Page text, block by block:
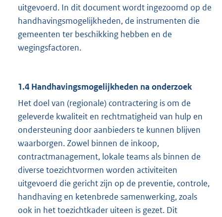
uitgevoerd. In dit document wordt ingezoomd op de
handhavingsmogelijkheden, de instrumenten die
gemeenten ter beschikking hebben en de
wegingsfactoren.
1.4 Handhavingsmogelijkheden na onderzoek
Het doel van (regionale) contractering is om de
geleverde kwaliteit en rechtmatigheid van hulp en
ondersteuning door aanbieders te kunnen blijven
waarborgen. Zowel binnen de inkoop,
contractmanagement, lokale teams als binnen de
diverse toezichtvormen worden activiteiten
uitgevoerd die gericht zijn op de preventie, controle,
handhaving en ketenbrede samenwerking, zoals
ook in het toezichtkader uiteen is gezet. Dit